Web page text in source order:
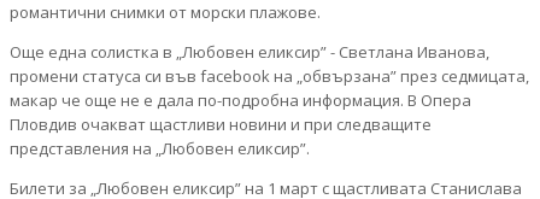
романтични снимки от морски плажове.
Още една солистка в „Любовен еликсир” - Светлана Иванова,
промени статуса си във facebook на „обвързана” през седмицата,
макар че още не е дала по-подробна информация. В Опера
Пловдив очакват щастливи новини и при следващите
представления на „Любовен еликсир”.
Билети за „Любовен еликсир” на 1 март с щастливата Станислава